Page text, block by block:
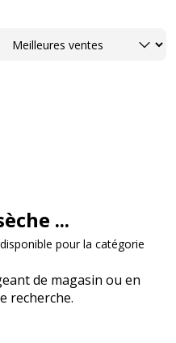
Trier
...
pour la catégorie
de magasin ou en
recherche.